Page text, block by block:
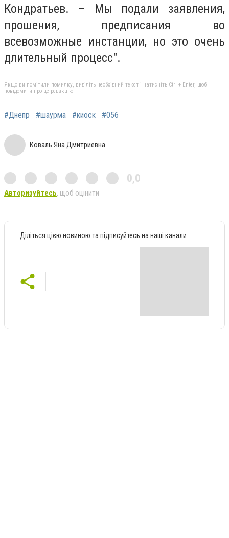
Кондратьев. – Мы подали заявления,
прошения, предписания во
всевозможные инстанции, но это очень
длительный процесс".
Якщо ви помітили помилку, виділіть необхідний текст і натисніть Ctrl + Enter, щоб
повідомити про це редакцію
#Днепр #шаурма #киоск #056
Коваль Яна Дмитриевна
0,0
Авторизуйтесь, щоб оцінити
Діліться цією новиною та підписуйтесь на наші канали